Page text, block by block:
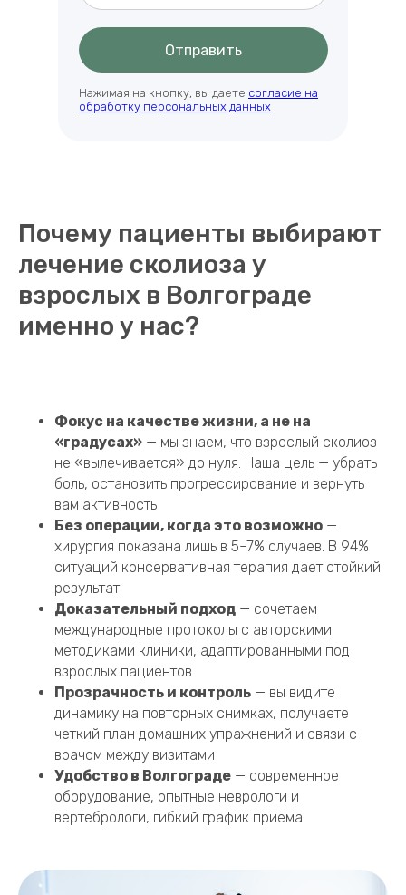
Отправить
Нажимая на кнопку, вы даете согласие на
обработку персональных данных
Почему пациенты выбирают
лечение сколиоза у
взрослых в Волгограде
именно у нас?
Фокус на качестве жизни, а не на
«градусах» — мы знаем, что взрослый сколиоз
не «вылечивается» до нуля. Наша цель — убрать
боль, остановить прогрессирование и вернуть
вам активность
Без операции, когда это возможно —
хирургия показана лишь в 5–7% случаев. В 94%
ситуаций консервативная терапия дает стойкий
результат
Доказательный подход — сочетаем
международные протоколы с авторскими
методиками клиники, адаптированными под
взрослых пациентов
Прозрачность и контроль — вы видите
динамику на повторных снимках, получаете
четкий план домашних упражнений и связи с
врачом между визитами
Удобство в Волгограде — современное
оборудование, опытные неврологи и
вертебрологи, гибкий график приема